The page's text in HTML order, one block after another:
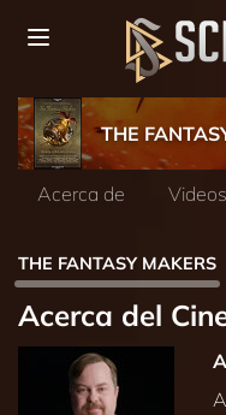
THE
Acerca de Videos
THE FANTASY MAKERS
Acerca del